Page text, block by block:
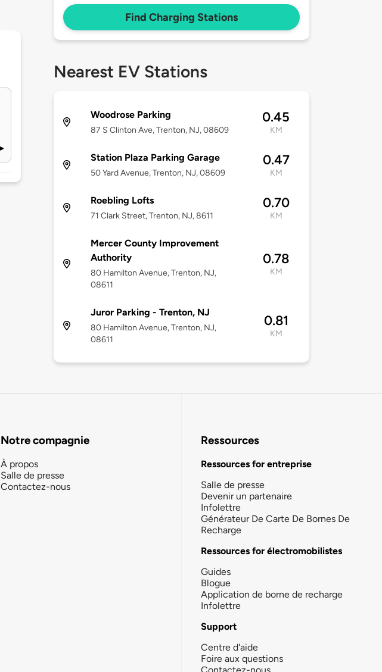
Find Charging Stations
Nearest EV Stations
Woodrose Parking
87 S Clinton Ave, Trenton, NJ, 08609
0.45
KM
Station Plaza Parking Garage
50 Yard Avenue, Trenton, NJ, 08609
0.47
KM
Roebling Lofts
71 Clark Street, Trenton, NJ, 8611
0.70
KM
Mercer County Improvement
Authority
80 Hamilton Avenue, Trenton, NJ,
08611
0.78
KM
Juror Parking - Trenton, NJ
80 Hamilton Avenue, Trenton, NJ,
08611
0.81
KM
Notre compagnie
À propos
Salle de presse
Contactez-nous
Ressources
Ressources for entreprise
Salle de presse
Devenir un partenaire
Infolettre
Générateur De Carte De Bornes De
Recharge
Ressources for électromobilistes
Guides
Blogue
Application de borne de recharge
Infolettre
Support
Centre d'aide
Foire aux questions